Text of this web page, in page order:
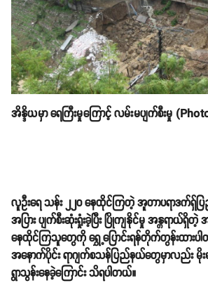
အိန္ဒိယမှာ ရေကြီးမှုကြောင့် လမ်းမပျက်စီးမှု
လူဦးရေ သန်း ၂၂၀ နေထိုင်ကြတဲ့ အူတာပရာဒက်ရှ်ပ
အပြား ပျက်စီးဆုံးရှုံးခဲ့ပြီး ပြိုကျနိုင်မှု အန္တရာယ်
နေထိုင်ကြသူတွေကို ရွှေ့ပြောင်းရန်တိုက်တွန်းထားပ
အနောက်ပိုင်း ရာဂျက်စသန်ပြည်နယ်တွေမှာလည်း မို
ရွာသွန်းနေခဲ့ကြောင်း သိရပါတယ်။